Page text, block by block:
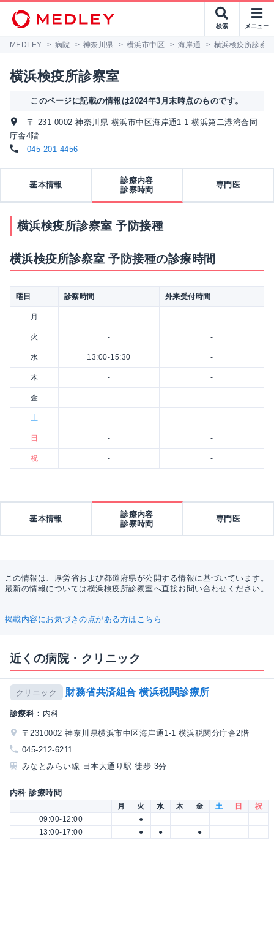
検索 メニュー
MEDLEY > 病院 > 神奈川県 > 横浜市中区 > 海岸通 > 横浜検疫所診察
横浜検疫所診察室
このページに記載の情報は2024年3月末時点のものです。
〒 231-0002 神奈川県 横浜市中区海岸通1-1 横浜第二港湾合同
庁舎4階
045-201-4456
基本情報
診療内容
診察時間
専門医
横浜検疫所診察室 予防接種
横浜検疫所診察室 予防接種の診療時間
曜日 診察時間 外来受付時間
月 - -
火 - -
水 13:00-15:30 -
木 - -
金 - -
土 - -
日 - -
祝 - -
基本情報
診療内容
診察時間
専門医
この情報は、厚労省および都道府県が公開する情報に基づいています。
最新の情報については横浜検疫所診察室へ直接お問い合わせください。
掲載内容にお気づきの点がある方はこちら
近くの病院・クリニック
クリニック 財務省共済組合 横浜税関診療所
診療科： 内科
〒2310002 神奈川県横浜市中区海岸通1-1 横浜税関分庁舎2階
045-212-6211
みなとみらい線 日本大通り駅 徒歩 3分
内科 診療時間
月 火 水 木 金 土 日
祝
09:00-12:00
●
13:00-17:00
● ● ●